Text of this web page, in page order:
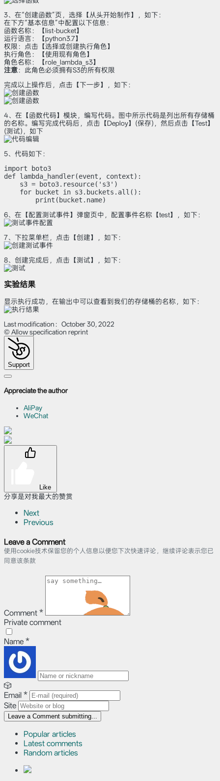
3、在“创建函数”页，选择【从头开始制作】，如下：
在下方“基本信息”中配置以下信息：
函数名称：【list-bucket】
运行语言：【python3.7】
权限：点击【选择或创建执行角色】
执行角色：【使用现有角色】
角色名称：【role_lambda_s3】
注意：此角色必须拥有S3的所有权限
完成以上操作后，点击【下一步】，如下：
4、在【函数代码】模块，编写代码。图中所示代码是列出所有存储桶
的名称。编写完成代码后，点击【Deploy】(保存)，然后点击【Test】
(测试)，如下
5、代码如下：
import boto3
def lambda_handler(event, context):
    s3 = boto3.resource('s3')
    for bucket in s3.buckets.all():
        print(bucket.name)
6、在【配置测试事件】弹窗页中，配置事件名称【test】，如下：
7、下拉菜单栏，点击【创建】，如下：
8、创建完成后，点击【测试】，如下：
实验结果
显示执行成功，在输出中可以查看到我们的存储桶的名称，如下：
Last modification：October 30, 2022
© Allow specification reprint
Support
Appreciate the author
AliPay
WeChat
Like
分享是对我最大的赞赏
Next
Previous
Leave a Comment
使用cookie技术保留您的个人信息以便您下次快速评论，继续评论表示您已
同意该条款
Comment *
Private comment
Name *
🎲
Email *
Site
Leave a Comment submitting...
Popular articles
Latest comments
Random articles